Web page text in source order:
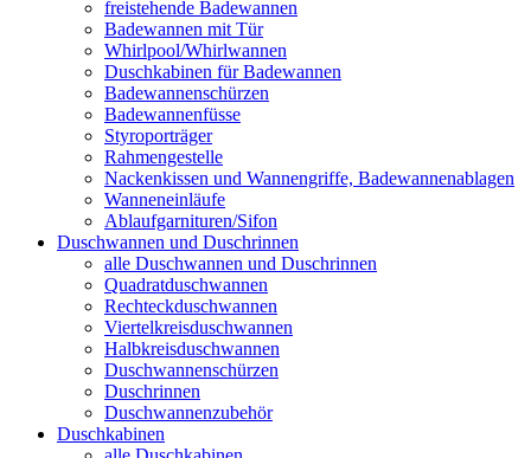
freistehende Badewannen
Badewannen mit Tür
Whirlpool/Whirlwannen
Duschkabinen für Badewannen
Badewannenschürzen
Badewannenfüsse
Styroporträger
Rahmengestelle
Nackenkissen und Wannengriffe, Badewannenablagen
Wanneneinläufe
Ablaufgarnituren/Sifon
Duschwannen und Duschrinnen
alle Duschwannen und Duschrinnen
Quadratduschwannen
Rechteckduschwannen
Viertelkreisduschwannen
Halbkreisduschwannen
Duschwannenschürzen
Duschrinnen
Duschwannenzubehör
Duschkabinen